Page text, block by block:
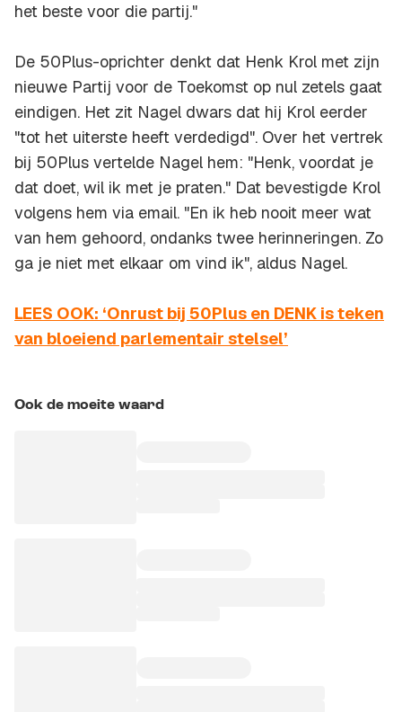
het beste voor die partij."
De 50Plus-oprichter denkt dat Henk Krol met zijn
nieuwe Partij voor de Toekomst op nul zetels gaat
eindigen. Het zit Nagel dwars dat hij Krol eerder
"tot het uiterste heeft verdedigd". Over het vertrek
bij 50Plus vertelde Nagel hem: "Henk, voordat je
dat doet, wil ik met je praten." Dat bevestigde Krol
volgens hem via email. "En ik heb nooit meer wat
van hem gehoord, ondanks twee herinneringen. Zo
ga je niet met elkaar om vind ik", aldus Nagel.
LEES OOK: ‘Onrust bij 50Plus en DENK is teken
van bloeiend parlementair stelsel’
Ook de moeite waard